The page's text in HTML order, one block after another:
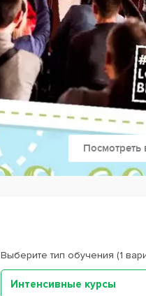
Выберите тип обучения (1
Интенсивные курсы